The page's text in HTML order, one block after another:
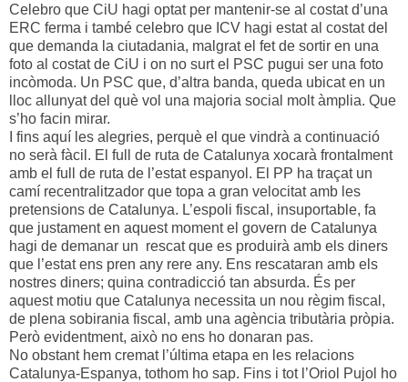
Celebro que CiU hagi optat per mantenir-se al costat d’una
ERC ferma i també celebro que ICV hagi estat al costat del
que demanda la ciutadania, malgrat el fet de sortir en una
foto al costat de CiU i on no surt el PSC pugui ser una foto
incòmoda. Un PSC que, d’altra banda, queda ubicat en un
lloc allunyat del què vol una majoria social molt àmplia. Que
s’ho facin mirar.
I fins aquí les alegries, perquè el que vindrà a continuació
no serà fàcil. El full de ruta de Catalunya xocarà frontalment
amb el full de ruta de l’estat espanyol. El PP ha traçat un
camí recentralitzador que topa a gran velocitat amb les
pretensions de Catalunya. L’espoli fiscal, insuportable, fa
que justament en aquest moment el govern de Catalunya
hagi de demanar un rescat que es produirà amb els diners
que l’estat ens pren any rere any. Ens rescataran amb els
nostres diners; quina contradicció tan absurda. És per
aquest motiu que Catalunya necessita un nou règim fiscal,
de plena sobirania fiscal, amb una agència tributària pròpia.
Però evidentment, això no ens ho donaran pas.
No obstant hem cremat l’última etapa en les relacions
Catalunya-Espanya, tothom ho sap. Fins i tot l’Oriol Pujol ho